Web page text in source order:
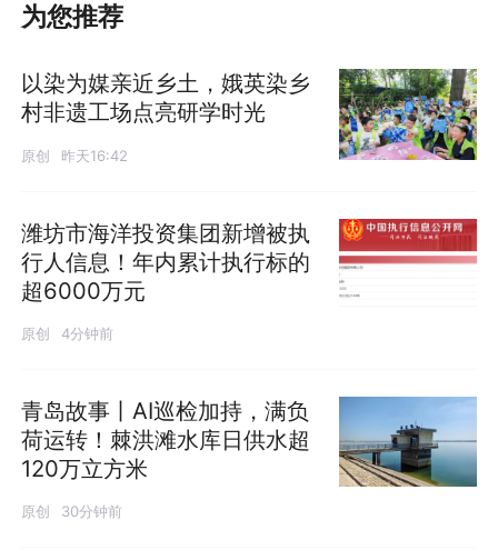
为您推荐
以染为媒亲近乡土，娥英染乡
村非遗工场点亮研学时光
原创 昨天16:42
潍坊市海洋投资集团新增被执
行人信息！年内累计执行标的
超6000万元
原创 4分钟前
青岛故事丨AI巡检加持，满负
荷运转！棘洪滩水库日供水超
120万立方米
原创 30分钟前